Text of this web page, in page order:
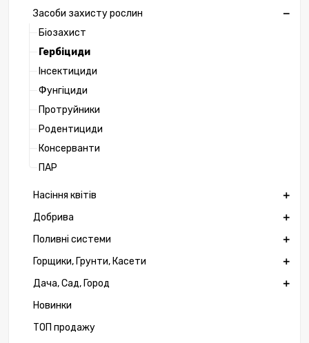
Засоби захисту рослин
Біозахист
Гербіциди
Інсектициди
Фунгіциди
Протруйники
Родентициди
Консерванти
ПАР
Насіння квітів
Добрива
Поливні системи
Горщики, Грунти, Касети
Дача, Сад, Город
Новинки
ТОП продажу